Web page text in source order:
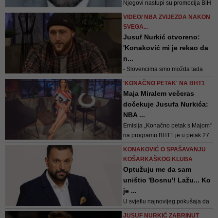
Njegovi nastupi su promocija BiH
Konaković
VIDEO/ NBA ZVIJEZDA NAKON
SVEGA...
Jusuf Nurkić otvoreno:
'Konaković mi je rekao da
n...
- Slovencima smo možda tada
prodali bolju priču o talentu, nego
nisu vidjeli talent u BiH
jednostavno nemaju osjećaja.
Ako si na takvim pozicijama,
valjda bi trebao biti kompetentan,
završiti nešto, imati neka iskustva
u t...
'KONAČNO PETAK' NA BHT1
Maja Miralem večeras
dočekuje Jusufa Nurkića:
NBA ...
Emisija „Konačno petak s Majom“
na programu BHT1 je u petak 27.
novembra od 20 sati
KONAKOVIĆ O SPAŠAVANJU
KOŠARKAŠKOG KLUBA
Optužuju me da sam
uništio 'Bosnu'! Lažu... Ko
je ...
U svjetlu najnovijeg pokušaja da
se pronađe reješenje za spas KK
JUSUF NURKIĆ ZABRINUT